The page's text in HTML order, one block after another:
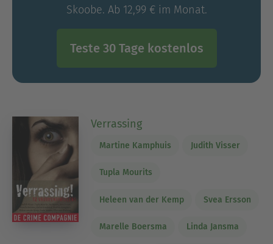
Skoobe. Ab 12,99 € im Monat.
Teste 30 Tage kostenlos
Verrassing
Martine Kamphuis Judith Visser
Tupla Mourits
Heleen van der Kemp Svea Ersson
Marelle Boersma Linda Jansma